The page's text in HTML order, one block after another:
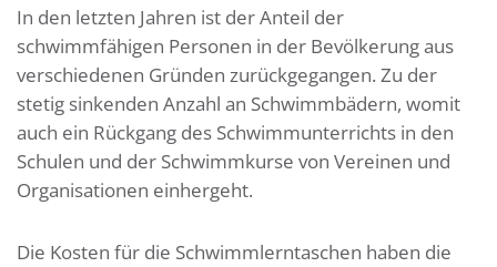
In den letzten Jahren ist der Anteil der
schwimmfähigen Personen in der Bevölkerung aus
verschiedenen Gründen zurückgegangen. Zu der
stetig sinkenden Anzahl an Schwimmbädern, womit
auch ein Rückgang des Schwimmunterrichts in den
Schulen und der Schwimmkurse von Vereinen und
Organisationen einhergeht.
Die Kosten für die Schwimmlerntaschen haben die